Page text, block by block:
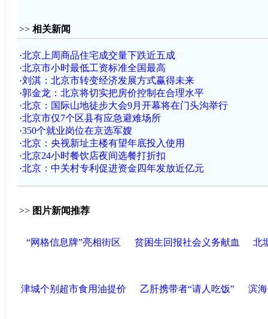
>> 相关新闻
·北京上周商品住宅成交量下跌近五成
·北京市小时最低工资标准全国最高
·刘淇：北京市转变经济发展方式赢得未来
·郭金龙：北京将切实把房价控制在合理水平
·北京：国际山地徒步大会9月开幕将在门头沟举行
·北京市仅7个区县有应急避难场所
·350个就业岗位在京选军嫂
·北京：央视新址主楼有望年底投入使用
·北京24小时餐饮店夜间选餐打折扣
·北京：中关村专利促进资金四年发放近亿元
>> 图片新闻推荐
“网格信息牌”亮相街区 贫困生回报社会义务献血 北
津城个别超市食用油提价 乙肝携带者“请人吃饭” 滨